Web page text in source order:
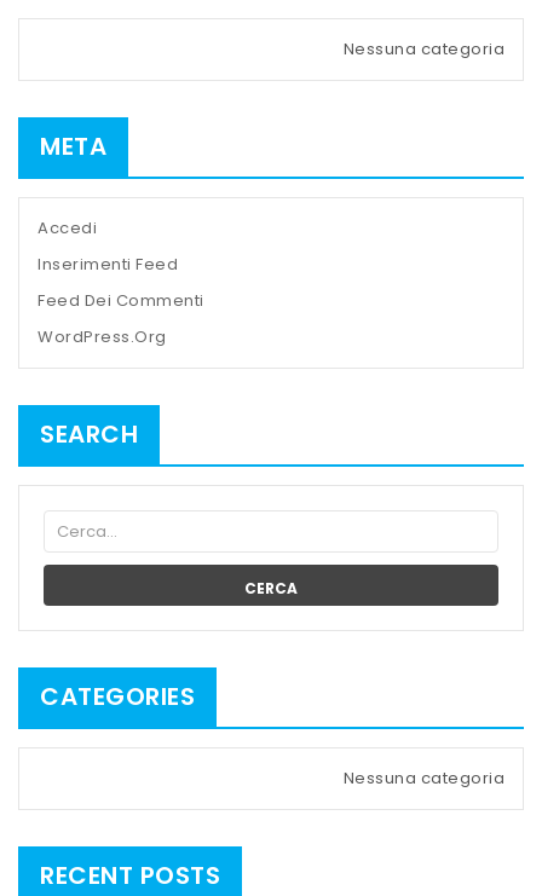
Nessuna categoria
META
Accedi
Inserimenti Feed
Feed Dei Commenti
WordPress.org
SEARCH
CERCA
CATEGORIES
Nessuna categoria
RECENT POSTS